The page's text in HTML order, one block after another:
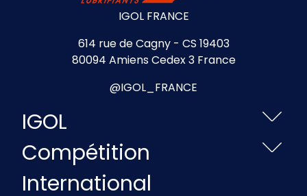
IGOL FRANCE
614 rue de Cagny - CS 19403
80094 Amiens Cedex 3 France
@IGOL_FRANCE
IGOL
Compétition
International